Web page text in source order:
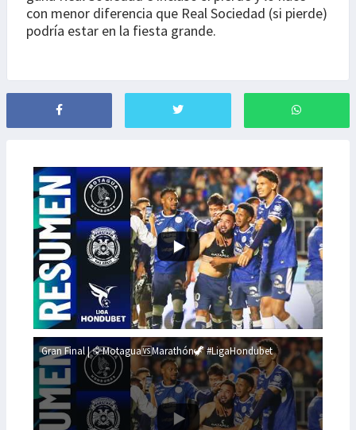
con menor diferencia que Real Sociedad (si pierde)
podría estar en la fiesta grande.
Gran Final | 🦅Motagua🆚Marathón🦖 #LigaHondubet